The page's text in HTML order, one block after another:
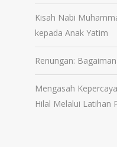
Kisah Nabi
kepada Anak Yatim
Renungan:
Mengasah
Hilal Melalui Latihan